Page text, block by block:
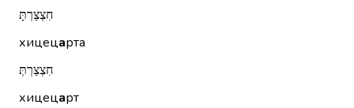
חִצְצַרְתָּ
хицецарта
חִצְצַרְתְּ
хицецарт